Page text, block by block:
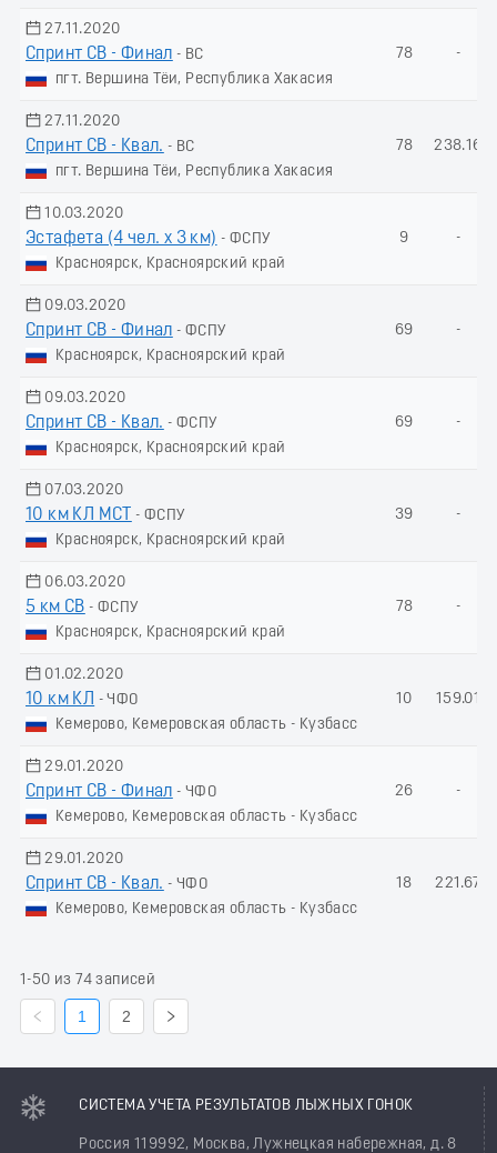
27.11.2020
Спринт СВ - Финал - ВС
пгт. Вершина Тёи, Республика Хакасия
78 -
27.11.2020
Спринт СВ - Квал. - ВС
пгт. Вершина Тёи, Республика Хакасия
78 238.16
10.03.2020
Эстафета (4 чел. х 3 км) - ФСПУ
Красноярск, Красноярский край
9 -
09.03.2020
Спринт СВ - Финал - ФСПУ
Красноярск, Красноярский край
69 -
09.03.2020
Спринт СВ - Квал. - ФСПУ
Красноярск, Красноярский край
69 -
07.03.2020
10 км КЛ МСТ
- ФСПУ
Красноярск, Красноярский край
39 -
06.03.2020
5 км СВ - ФСПУ
Красноярск, Красноярский край
78 -
01.02.2020
10 км КЛ
- ЧФО
Кемерово, Кемеровская область - Кузбасс
10 159.01
29.01.2020
Спринт СВ - Финал - ЧФО
Кемерово, Кемеровская область - Кузбасс
26 -
29.01.2020
Спринт СВ - Квал. - ЧФО
Кемерово, Кемеровская область - Кузбасс
18 221.67
1-50 из 74 записей
1 2
СИСТЕМА УЧЕТА РЕЗУЛЬТАТОВ ЛЫЖНЫХ ГОНОК
Россия 119992, Москва, Лужнецкая набережная, д. 8